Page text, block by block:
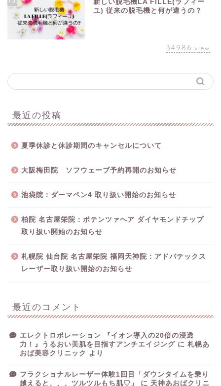
新しい脱毛機LA FILLE(ラフィー
ユ) 従来の脱毛機と何が違うの？
34986 view
最近の投稿
夏季休診と休診期間のキャンセルについて
大阪梅田院 ソフウェーブ予約再開のお知らせ
池袋院：ダーマペン4 取り扱い開始のお知らせ
柏院 名古屋栄院：ポテンツァヘア ダイヤモンドチップ
取り扱い開始のお知らせ
札幌院 仙台院 名古屋栄院 福岡天神院：アドバテックス
レーザー取り扱い開始のお知らせ
最近のコメント
エレクトロポレーション 『イオン導入の20倍の浸透
力！』うるおい美肌を目指すアンチエイジング に 札幌あ
おば美容クリニック より
フラクショナルレーザー体験1回目「ダウンタイムを乗り
越えると、、、ツルツルもち肌♡」
に 天神あおばクリニ